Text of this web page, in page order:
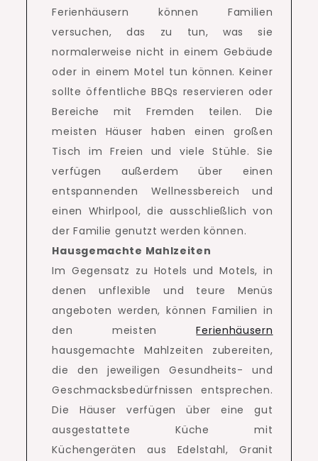
Ferienhäusern können Familien
versuchen, das zu tun, was sie
normalerweise nicht in einem Gebäude
oder in einem Motel tun können.Keiner
sollte öffentliche BBQs reservieren oder
Bereiche mit Fremden teilen.Die
meisten Häuser haben einen großen
Tisch im Freien und viele Stühle.Sie
verfügen außerdem über einen
entspannenden Wellnessbereich und
einen Whirlpool, die ausschließlich von
der Familie genutzt werden können.
Hausgemachte Mahlzeiten
Im Gegensatz zu Hotels und Motels, in
denen unflexible und teure Menüs
angeboten werden, können Familien in
den meistenFerienhäusern
hausgemachte Mahlzeiten zubereiten,
die den jeweiligen Gesundheits- und
Geschmacksbedürfnissen entsprechen.
Die Häuser verfügen über eine gut
ausgestattete Küche mit
Küchengeräten aus Edelstahl, Granit